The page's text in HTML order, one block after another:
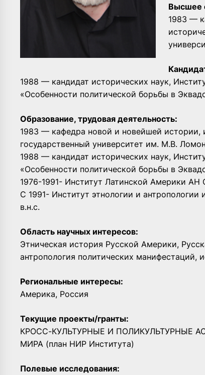
Высшее
1983 —
1988 — кандидат исторических наук,
«Особенности политической борьбы в
Образование, трудовая деятельность:
1983 — кафедра новой и новейшей истории,
государственный университет им. М.В.
1988 — кандидат исторических наук,
«Особенности политической борьбы в
1976-1991- Институт Латинской Америки АН
С 1991- Институт этнологии и
в.н.с.
Область научных интересов:
Этническая история Русской Америки,
антропология политических манифестаций,
Региональные интересы:
Америка, Россия
Текущие проекты/гранты:
КРОСС-КУЛЬТУРНЫЕ И ПОЛИКУЛЬТУРНЫЕ
МИРА (план НИР Института)
Полевые исследования: